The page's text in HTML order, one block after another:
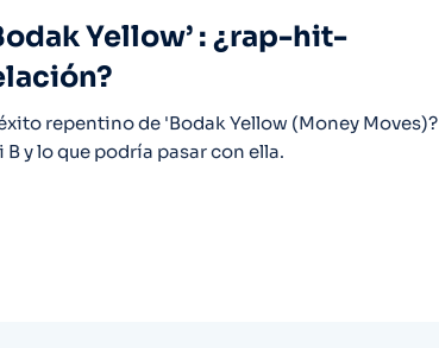
Yellow’ : ¿rap-hit-
repentino de 'Bodak Yellow (Money Moves)?
y lo que podría pasar con ella.